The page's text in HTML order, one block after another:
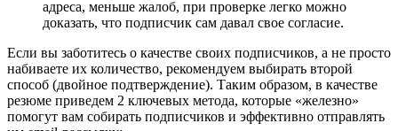
адреса, меньше жалоб, при проверке легко можно
доказать, что подписчик сам давал свое согласие.
Если вы заботитесь о качестве своих подписчиков, а не просто
набиваете их количество, рекомендуем выбирать второй
способ (двойное подтверждение). Таким образом, в качестве
резюме приведем 2 ключевых метода, которые «железно»
помогут вам собирать подписчиков и эффективно отправлять